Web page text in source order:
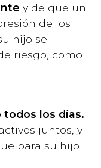
y de que un
de los
hijo se
riesgo, como
todos los días.
juntos, y
para su hijo